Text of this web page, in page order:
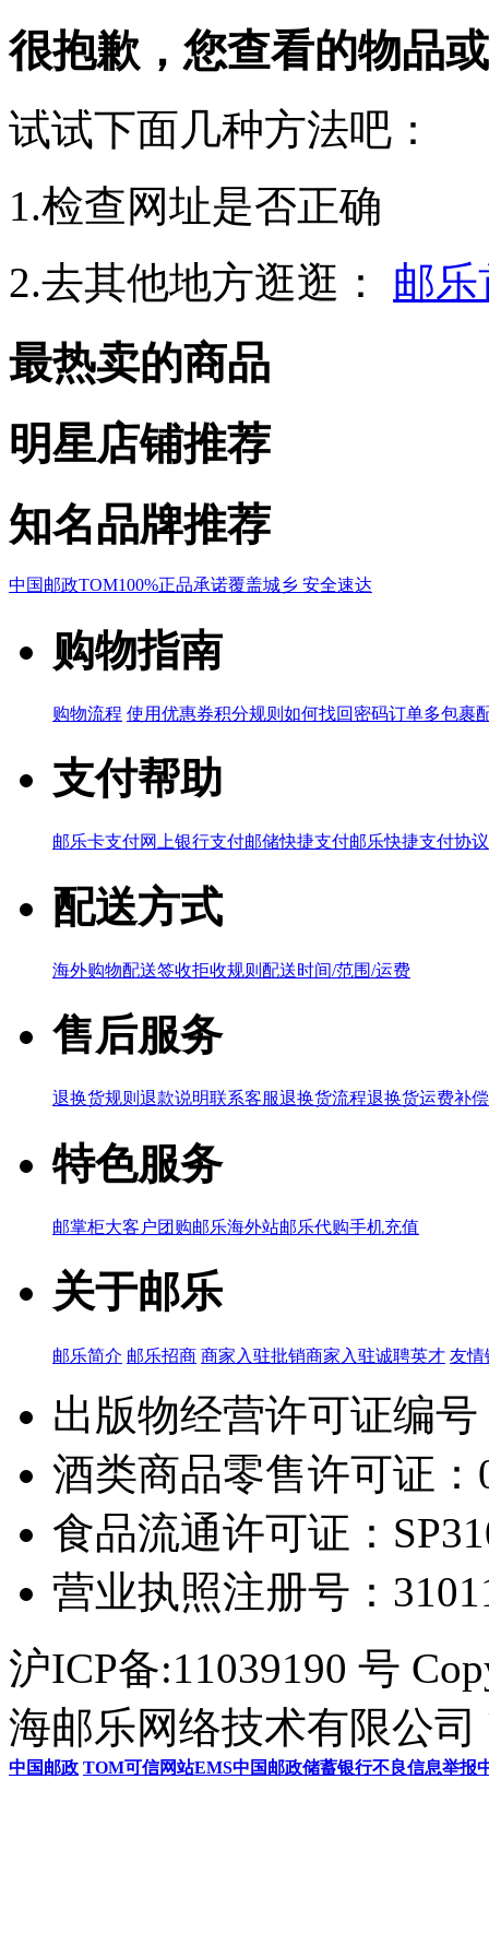
很抱歉，您查看的物品
试试下面几种方法吧：
1.检查网址是否正确
2.去其他地方逛逛：
邮
最热卖的商品
明星店铺推荐
知名品牌推荐
中国邮政TOM100%正品承诺覆盖城乡 安全速达
购物指南
购物流程 使用优惠券积分规则 如何找回密码订单多包裹
支付帮助
邮乐卡支付网上银行支付邮储快捷支付邮乐快捷支付协议
配送方式
海外购物配送签收拒收规则 配送时间/范围/运费
售后服务
退换货规则 退款说明联系客服退换货流程退换货运费补
特色服务
邮掌柜大客户团购邮乐海外站邮乐代购手机充值
关于邮乐
邮乐简介 邮乐招商 商家入驻批销商家入驻诚聘英才 友情
出版物经营许可证编
酒类商品零售许可证：
食品流通许可证：
营业执照注册号：
沪ICP备:11039190 号
海邮乐网络技术有限公司
中国邮政 TOM可信网站EMS中国邮政储蓄银行不良信息举报